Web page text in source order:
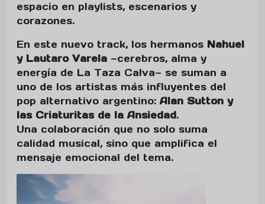
espacio en playlists, escenarios y
corazones.
En este nuevo track, los hermanos Nahuel
y Lautaro Varela —cerebros, alma y
energía de La Taza Calva— se suman a
uno de los artistas más influyentes del
pop alternativo argentino: Alan Sutton y
las Criaturitas de la Ansiedad.
Una colaboración que no solo suma
calidad musical, sino que amplifica el
mensaje emocional del tema.